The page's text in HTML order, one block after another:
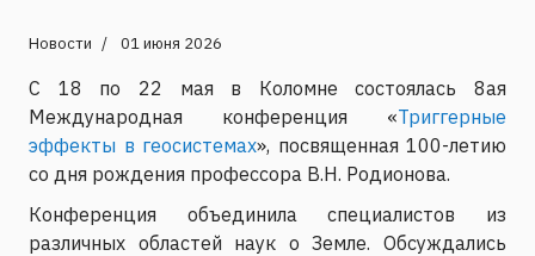
Новости 01 июня 2026
С 18 по 22 мая в Коломне состоялась 8ая
Международная конференция «Триггерные
эффекты в геосистемах», посвященная 100-летию
со дня рождения профессора В.Н. Родионова.
Конференция объединила специалистов из
различных областей наук о Земле. Обсуждались